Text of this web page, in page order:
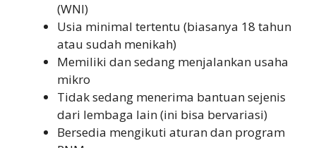
(WNI)
Usia minimal tertentu (biasanya 18 tahun
atau sudah menikah)
Memiliki dan sedang menjalankan usaha
mikro
Tidak sedang menerima bantuan sejenis
dari lembaga lain (ini bisa bervariasi)
Bersedia mengikuti aturan dan program